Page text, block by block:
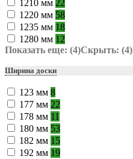
1210 мм 22
1220 мм 58
1235 мм 18
1280 мм 12
Показать еще: (4)Скрыть: (4)
Ширина доски
123 мм 8
177 мм 22
178 мм 11
180 мм 53
182 мм 15
192 мм 19